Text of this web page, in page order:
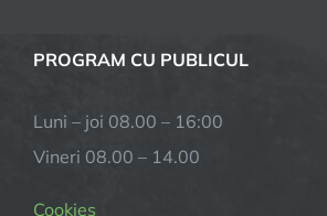
PROGRAM CU PUBLICUL
Luni – joi 08.00 – 16:00
Vineri 08.00 – 14.00
Cookies